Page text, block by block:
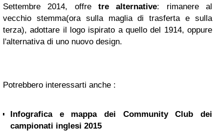
Settembre 2014, offre tre alternative: rimanere al
vecchio stemma(ora sulla maglia di trasferta e sulla
terza), adottare il logo ispirato a quello del 1914, oppure
l'alternativa di uno nuovo design.
Potrebbero interessarti anche :
Infografica e mappa dei Community Club dei
campionati inglesi 2015